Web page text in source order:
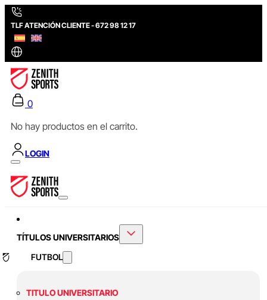
TLF ATENCIÓN CLIENTE - 672 98 12 17
0
No hay productos en el carrito.
LOGIN
TÍTULOS UNIVERSITARIOS
FUTBOL
TITULO UNIVERSITARIO